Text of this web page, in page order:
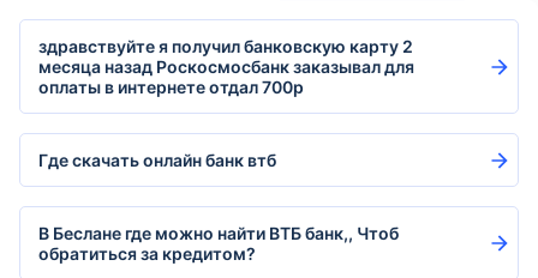
здравствуйте я получил банковскую карту 2
месяца назад Роскосмосбанк заказывал для
оплаты в интернете отдал 700р
Где скачать онлайн банк втб
В Беслане где можно найти ВТБ банк,, Чтоб
обратиться за кредитом?